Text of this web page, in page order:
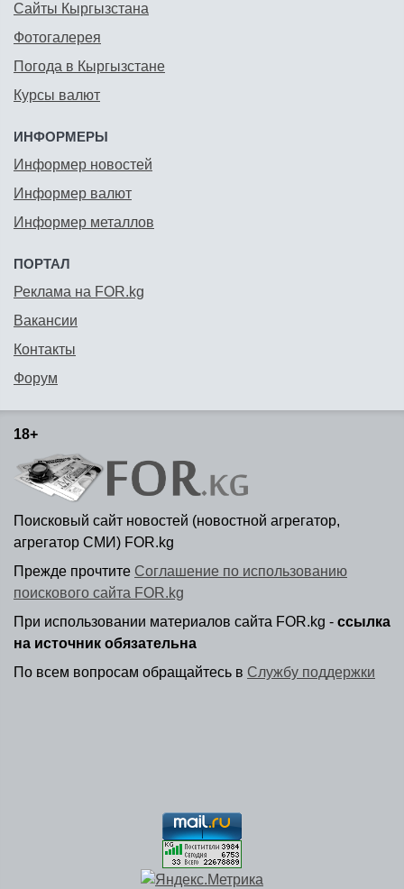
Сайты Кыргызстана
Фотогалерея
Погода в Кыргызстане
Курсы валют
ИНФОРМЕРЫ
Информер новостей
Информер валют
Информер металлов
ПОРТАЛ
Реклама на FOR.kg
Вакансии
Контакты
Форум
18+
Поисковый сайт новостей (новостной агрегатор,
агрегатор СМИ) FOR.kg
Прежде прочтите Соглашение по использованию
поискового сайта FOR.kg
При использовании материалов сайта FOR.kg - ссылка
на источник обязательна
По всем вопросам обращайтесь в Службу поддержки